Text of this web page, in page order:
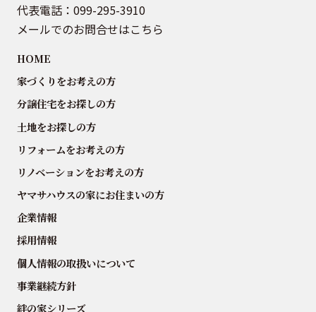
代表電話： 099-295-3910
メールでのお問合せはこちら
HOME
家づくりをお考えの方
分譲住宅をお探しの方
土地をお探しの方
リフォームをお考えの方
リノベーションをお考えの方
ヤマサハウスの家にお住まいの方
企業情報
採用情報
個人情報の取扱いについて
事業継続方針
絆の家シリーズ